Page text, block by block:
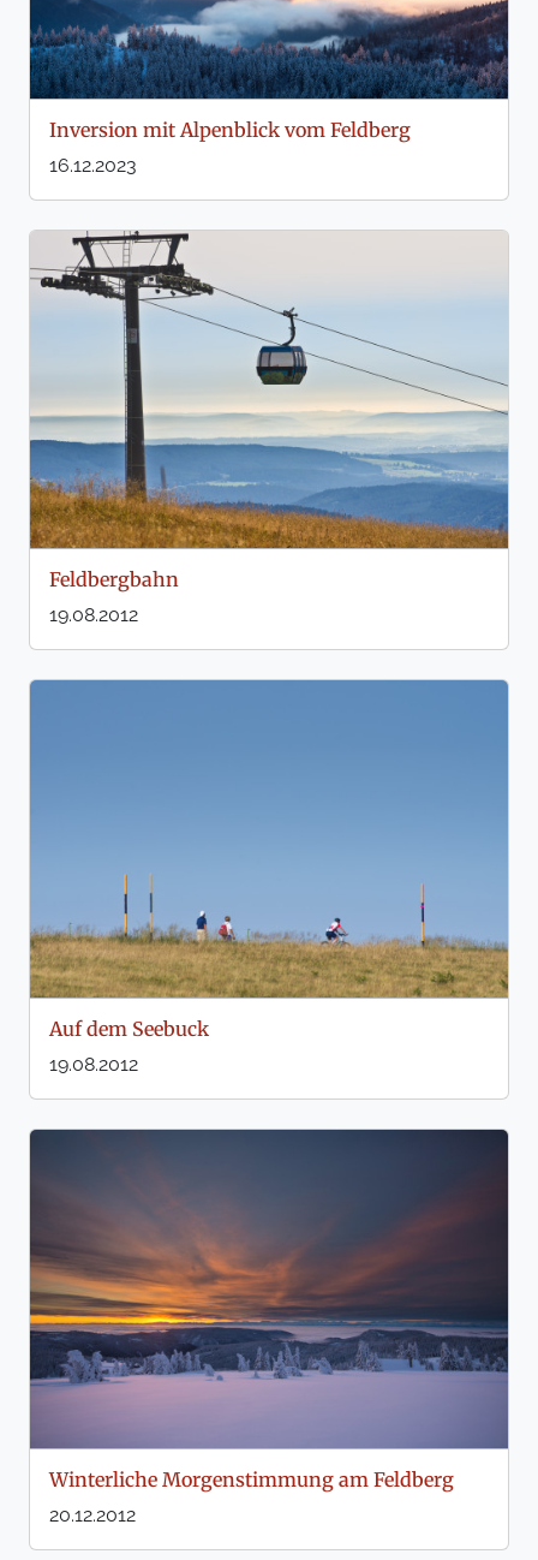
Inversion mit Alpenblick vom Feldberg
16.12.2023
Feldbergbahn
19.08.2012
Auf dem Seebuck
19.08.2012
Winterliche Morgenstimmung am Feldberg
20.12.2012